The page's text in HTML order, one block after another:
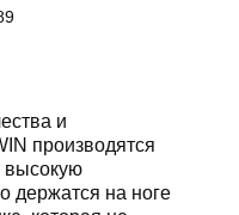
и
производятся
высокую
держатся на ноге